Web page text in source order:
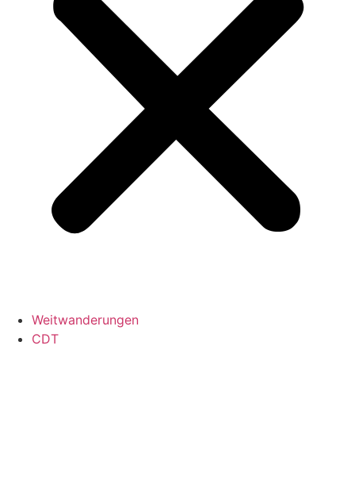
Weitwanderungen
CDT